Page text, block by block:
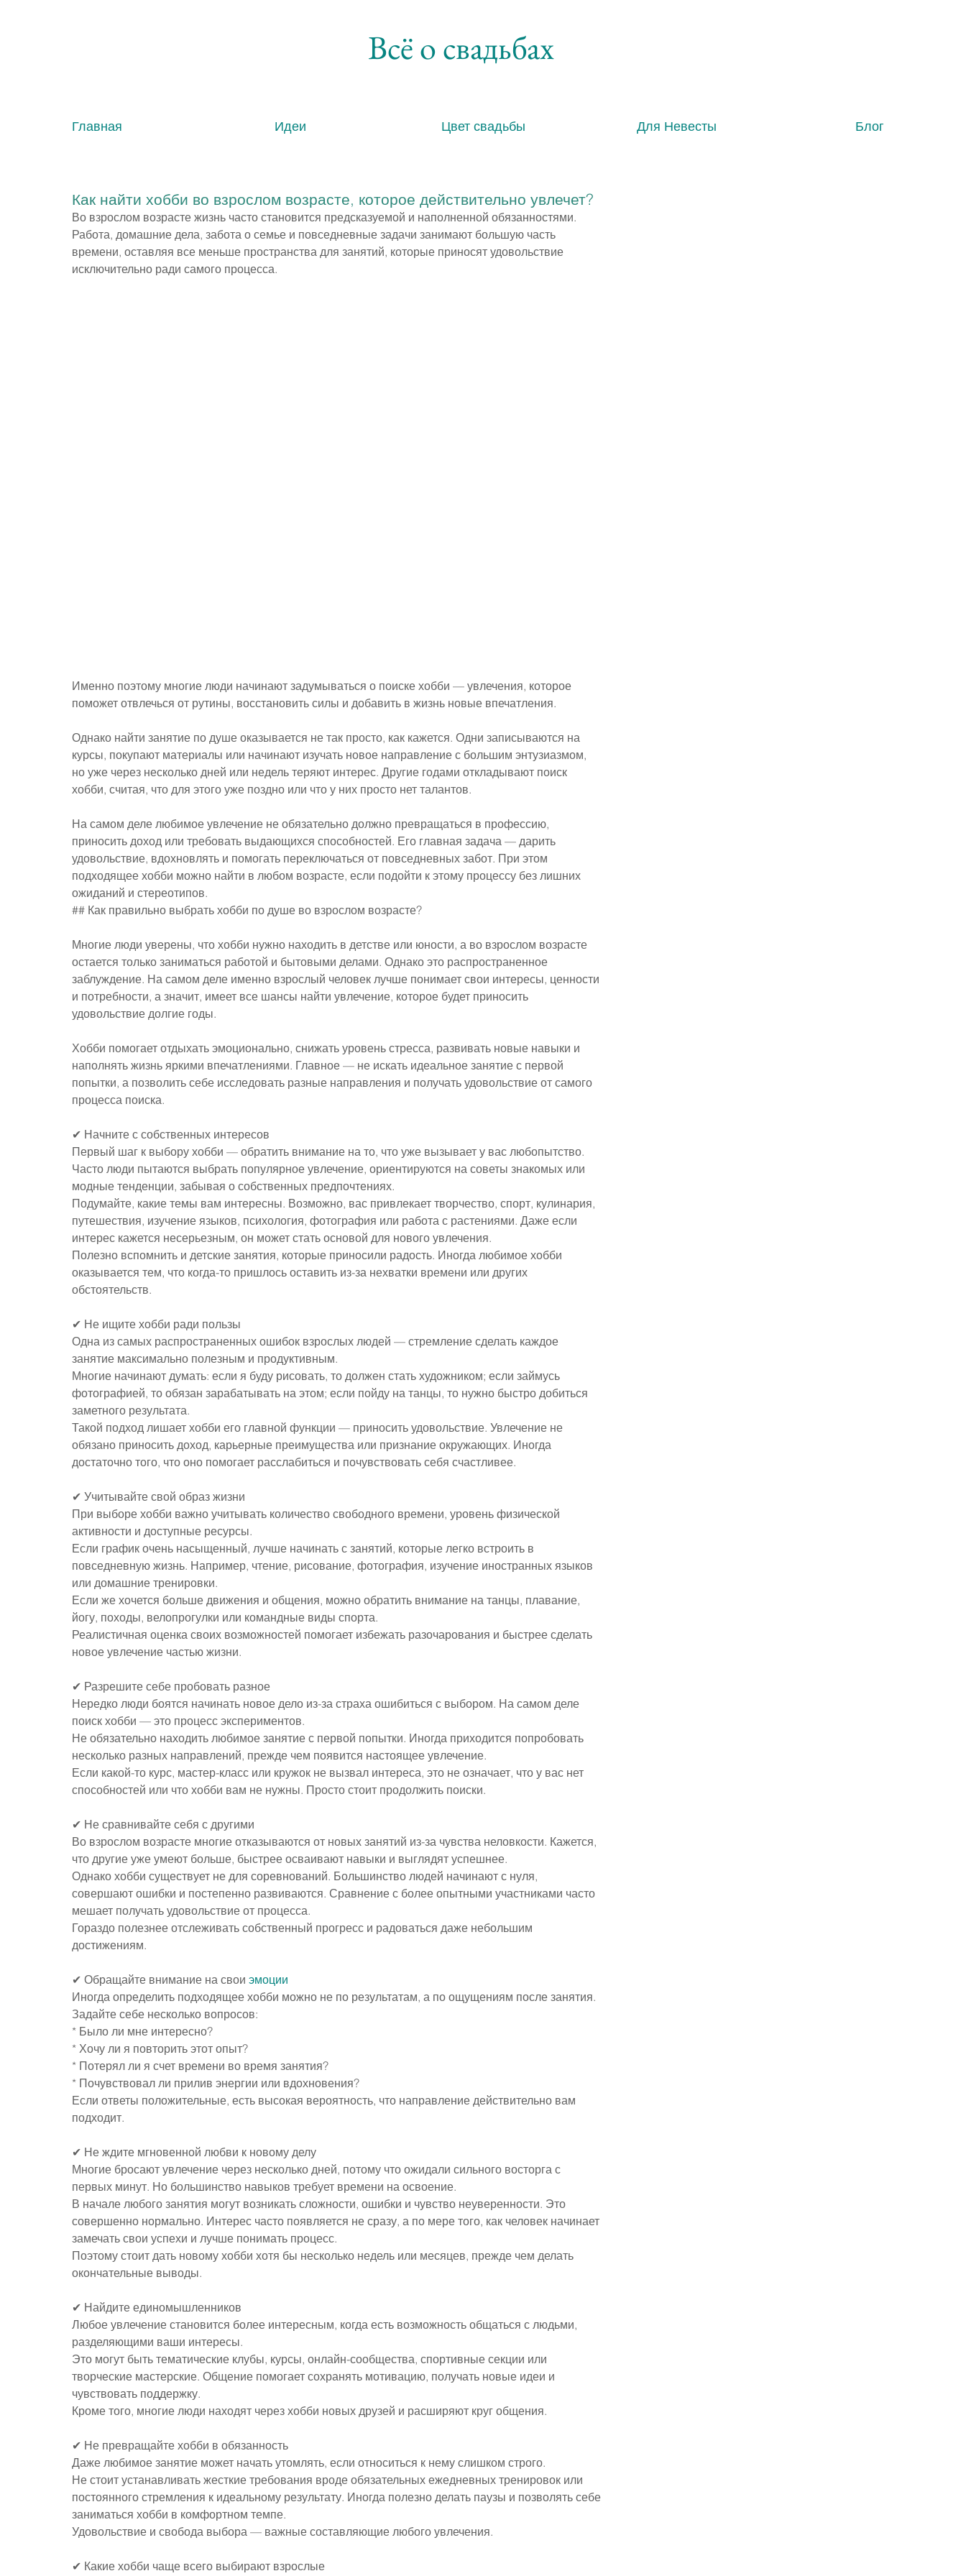
Всё о свадьбах
Главная Идеи Цвет свадьбы Для Невесты Блог
Как найти хобби во взрослом возрасте, которое действительно увлечет?
Во взрослом возрасте жизнь часто становится предсказуемой и наполненной обязанностями.
Работа, домашние дела, забота о семье и повседневные задачи занимают большую часть
времени, оставляя все меньше пространства для занятий, которые приносят удовольствие
исключительно ради самого процесса.
Именно поэтому многие люди начинают задумываться о поиске хобби — увлечения, которое
поможет отвлечься от рутины, восстановить силы и добавить в жизнь новые впечатления.
Однако найти занятие по душе оказывается не так просто, как кажется. Одни записываются на
курсы, покупают материалы или начинают изучать новое направление с большим энтузиазмом,
но уже через несколько дней или недель теряют интерес. Другие годами откладывают поиск
хобби, считая, что для этого уже поздно или что у них просто нет талантов.
На самом деле любимое увлечение не обязательно должно превращаться в профессию,
приносить доход или требовать выдающихся способностей. Его главная задача — дарить
удовольствие, вдохновлять и помогать переключаться от повседневных забот. При этом
подходящее хобби можно найти в любом возрасте, если подойти к этому процессу без лишних
ожиданий и стереотипов.
## Как правильно выбрать хобби по душе во взрослом возрасте?
Многие люди уверены, что хобби нужно находить в детстве или юности, а во взрослом возрасте
остается только заниматься работой и бытовыми делами. Однако это распространенное
заблуждение. На самом деле именно взрослый человек лучше понимает свои интересы, ценности
и потребности, а значит, имеет все шансы найти увлечение, которое будет приносить
удовольствие долгие годы.
Хобби помогает отдыхать эмоционально, снижать уровень стресса, развивать новые навыки и
наполнять жизнь яркими впечатлениями. Главное — не искать идеальное занятие с первой
попытки, а позволить себе исследовать разные направления и получать удовольствие от самого
процесса поиска.
✔ Начните с собственных интересов
Первый шаг к выбору хобби — обратить внимание на то, что уже вызывает у вас любопытство.
Часто люди пытаются выбрать популярное увлечение, ориентируются на советы знакомых или
модные тенденции, забывая о собственных предпочтениях.
Подумайте, какие темы вам интересны. Возможно, вас привлекает творчество, спорт, кулинария,
путешествия, изучение языков, психология, фотография или работа с растениями. Даже если
интерес кажется несерьезным, он может стать основой для нового увлечения.
Полезно вспомнить и детские занятия, которые приносили радость. Иногда любимое хобби
оказывается тем, что когда-то пришлось оставить из-за нехватки времени или других
обстоятельств.
✔ Не ищите хобби ради пользы
Одна из самых распространенных ошибок взрослых людей — стремление сделать каждое
занятие максимально полезным и продуктивным.
Многие начинают думать: если я буду рисовать, то должен стать художником; если займусь
фотографией, то обязан зарабатывать на этом; если пойду на танцы, то нужно быстро добиться
заметного результата.
Такой подход лишает хобби его главной функции — приносить удовольствие. Увлечение не
обязано приносить доход, карьерные преимущества или признание окружающих. Иногда
достаточно того, что оно помогает расслабиться и почувствовать себя счастливее.
✔ Учитывайте свой образ жизни
При выборе хобби важно учитывать количество свободного времени, уровень физической
активности и доступные ресурсы.
Если график очень насыщенный, лучше начинать с занятий, которые легко встроить в
повседневную жизнь. Например, чтение, рисование, фотография, изучение иностранных языков
или домашние тренировки.
Если же хочется больше движения и общения, можно обратить внимание на танцы, плавание,
йогу, походы, велопрогулки или командные виды спорта.
Реалистичная оценка своих возможностей помогает избежать разочарования и быстрее сделать
новое увлечение частью жизни.
✔ Разрешите себе пробовать разное
Нередко люди боятся начинать новое дело из-за страха ошибиться с выбором. На самом деле
поиск хобби — это процесс экспериментов.
Не обязательно находить любимое занятие с первой попытки. Иногда приходится попробовать
несколько разных направлений, прежде чем появится настоящее увлечение.
Если какой-то курс, мастер-класс или кружок не вызвал интереса, это не означает, что у вас нет
способностей или что хобби вам не нужны. Просто стоит продолжить поиски.
✔ Не сравнивайте себя с другими
Во взрослом возрасте многие отказываются от новых занятий из-за чувства неловкости. Кажется,
что другие уже умеют больше, быстрее осваивают навыки и выглядят успешнее.
Однако хобби существует не для соревнований. Большинство людей начинают с нуля,
совершают ошибки и постепенно развиваются. Сравнение с более опытными участниками часто
мешает получать удовольствие от процесса.
Гораздо полезнее отслеживать собственный прогресс и радоваться даже небольшим
достижениям.
✔ Обращайте внимание на свои эмоции
Иногда определить подходящее хобби можно не по результатам, а по ощущениям после занятия.
Задайте себе несколько вопросов:
* Было ли мне интересно?
* Хочу ли я повторить этот опыт?
* Потерял ли я счет времени во время занятия?
* Почувствовал ли прилив энергии или вдохновения?
Если ответы положительные, есть высокая вероятность, что направление действительно вам
подходит.
✔ Не ждите мгновенной любви к новому делу
Многие бросают увлечение через несколько дней, потому что ожидали сильного восторга с
первых минут. Но большинство навыков требует времени на освоение.
В начале любого занятия могут возникать сложности, ошибки и чувство неуверенности. Это
совершенно нормально. Интерес часто появляется не сразу, а по мере того, как человек начинает
замечать свои успехи и лучше понимать процесс.
Поэтому стоит дать новому хобби хотя бы несколько недель или месяцев, прежде чем делать
окончательные выводы.
✔ Найдите единомышленников
Любое увлечение становится более интересным, когда есть возможность общаться с людьми,
разделяющими ваши интересы.
Это могут быть тематические клубы, курсы, онлайн-сообщества, спортивные секции или
творческие мастерские. Общение помогает сохранять мотивацию, получать новые идеи и
чувствовать поддержку.
Кроме того, многие люди находят через хобби новых друзей и расширяют круг общения.
✔ Не превращайте хобби в обязанность
Даже любимое занятие может начать утомлять, если относиться к нему слишком строго.
Не стоит устанавливать жесткие требования вроде обязательных ежедневных тренировок или
постоянного стремления к идеальному результату. Иногда полезно делать паузы и позволять себе
заниматься хобби в комфортном темпе.
Удовольствие и свобода выбора — важные составляющие любого увлечения.
✔ Какие хобби чаще всего выбирают взрослые